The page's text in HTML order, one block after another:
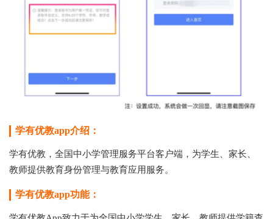
学有优教app介绍：
学有优教，全国中小学管理服务平台客户端，为学生、家长、
教师提供教育身份管理与教育应用服务。
学有优教app功能：